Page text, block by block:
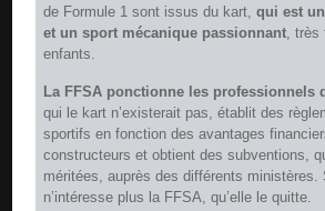
de Formule 1 sont issus du kart,qui est
et un sport mécanique passionnant ,
enfants.
La FFSA ponctionne les professionnels
qui le kart n’existerait pas, établit des
sportifs en fonction des avantages
constructeurs et obtient des subventions,
méritées, auprès des différents ministères.
n’intéresse plus la FFSA, qu’elle le quitte.